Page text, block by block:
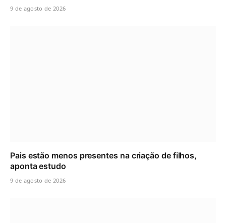
9 de agosto de 2026
Pais estão menos presentes na criação de filhos,
aponta estudo
9 de agosto de 2026